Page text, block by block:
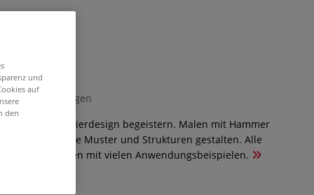
0 Bewertungen
die sich für Papierdesign begeistern. Malen mit Hammer
– haptische Muster und Strukturen gestalten. Alle
Handprägen mit vielen Anwendungsbeispielen.
und
auf
den